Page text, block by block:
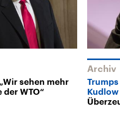
„Wir sehen mehr
WTO“
Archiv
Kudlow